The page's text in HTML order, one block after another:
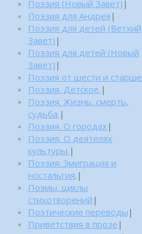
Поэзия (Новый Завет) |
Поэзия для Андрея |
Поэзия для детей (Ветхий
Завет) |
Поэзия для детей (Новый
Завет) |
Поэзия от шести и старше
Поэзия. Детское. |
Поэзия. Жизнь, смерть,
судьба. |
Поэзия. О городах |
Поэзия. О деятелях
культуры. |
Поэзия. Эмиграция и
ностальгия. |
Поэмы, циклы
стихотворений |
Поэтические переводы |
Приветствия в прозе |